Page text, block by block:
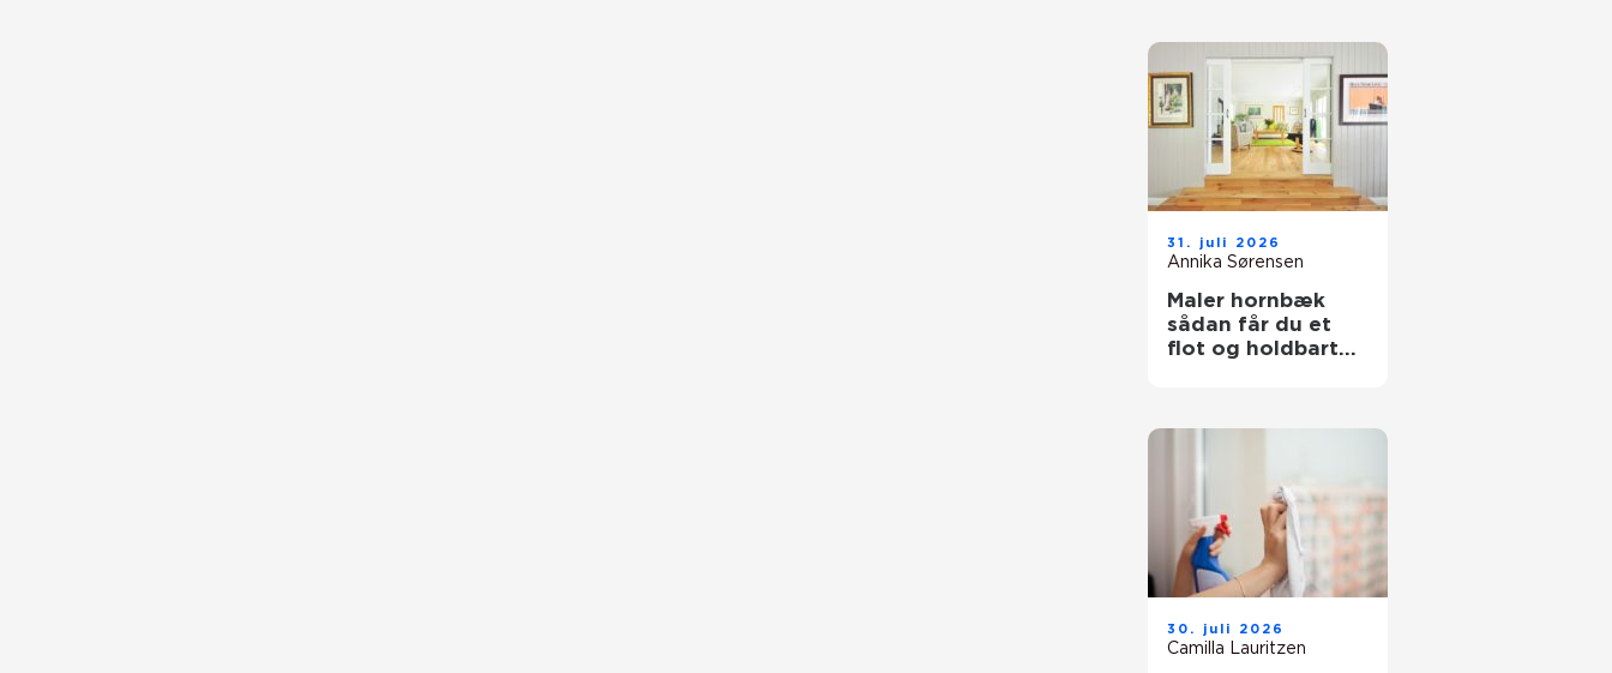
31. juli 2026
Annika Sørensen
Maler hornbæk
sådan får du et
flot og holdbart
30. juli 2026
Camilla Lauritzen